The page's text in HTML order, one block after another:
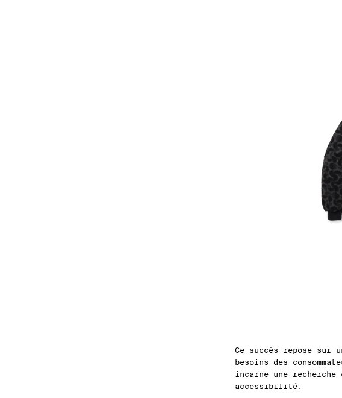
Ce succès repose sur
besoins des
incarne une
accessibilité.